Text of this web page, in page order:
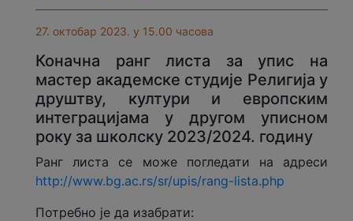
27. октобар 2023. у 15.00 часова
Коначнa ранг листa за упис на
мастер aкадемске студије Религија у
друштву, култури и европским
интеграцијама у другом уписном
року за школску 2023/2024. годину
Ранг листa се може погледати на адреси
http://www.bg.ac.rs/sr/upis/rang-lista.php
Потребно је да изабрати: